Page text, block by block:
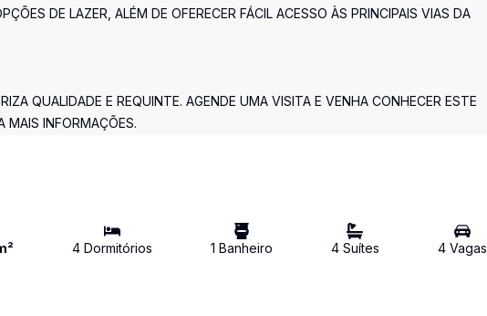
DE LAZER, ALÉM DE OFERECER FÁCIL ACESSO ÀS PRINCIPAIS VIAS DA
QUALIDADE E REQUINTE. AGENDE UMA VISITA E VENHA CONHECER ESTE
MAIS INFORMAÇÕES.
4Dormitórios 1 Banheiro 4Suítes 4Vagas